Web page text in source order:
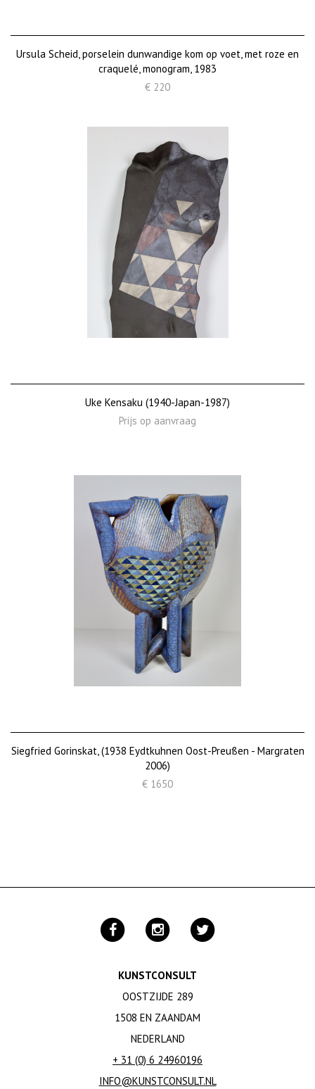
Ursula Scheid, porselein dunwandige kom op voet, met roze en
craquelé, monogram, 1983
€ 220
Uke Kensaku (1940-Japan-1987)
Prijs op aanvraag
Siegfried Gorinskat, (1938 Eydtkuhnen Oost-Preußen - Margraten
2006)
€ 1650
KUNSTCONSULT
OOSTZIJDE 289
1508 EN ZAANDAM
NEDERLAND
+ 31 (0) 6 24960196
INFO@KUNSTCONSULT.NL